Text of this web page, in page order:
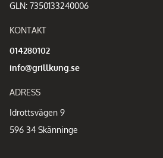
GLN: 7350133240006
KONTAKT
014280102
info@grillkung.se
ADRESS
Idrottsvägen 9
596 34 Skänninge